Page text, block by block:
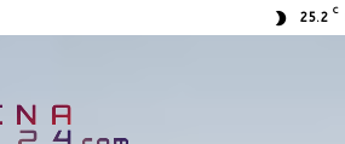
25.2 C